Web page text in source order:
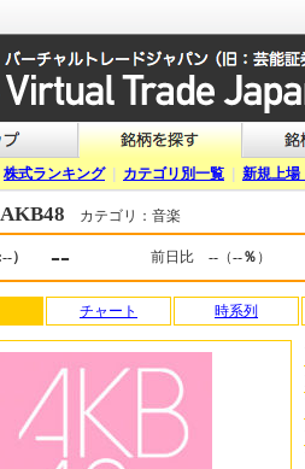
株式ランキング| カテゴリ別一覧 新規上場
AKB48 カテゴリ：音楽
） -- 前日比 -- （--％ ）
チャート 時系列